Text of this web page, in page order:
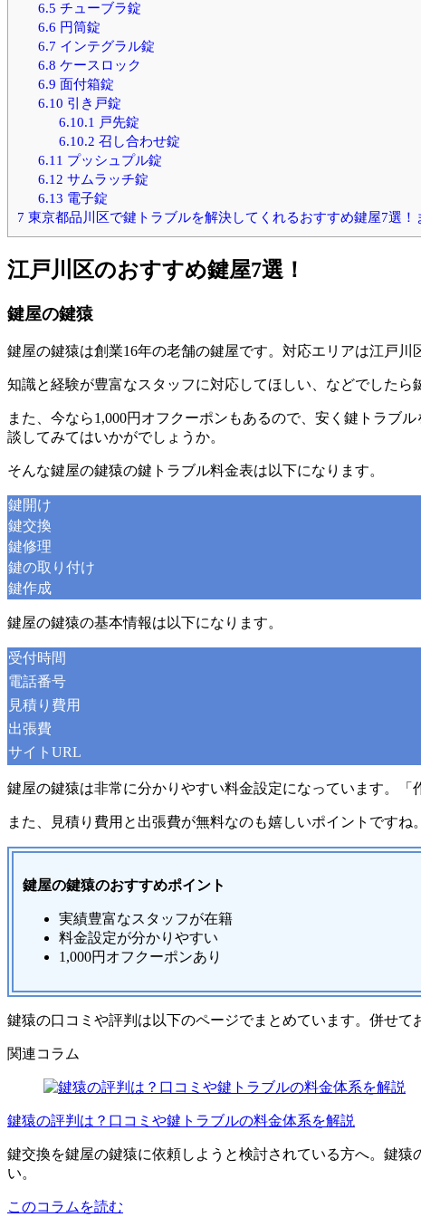
6.5 チューブラ錠
6.6 円筒錠
6.7 インテグラル錠
6.8 ケースロック
6.9 面付箱錠
6.10 引き戸錠
6.10.1 戸先錠
6.10.2 召し合わせ錠
6.11 プッシュプル錠
6.12 サムラッチ錠
6.13 電子錠
7 東京都品川区で鍵トラブルを解決してくれるおすすめ鍵屋7選！
江戸川区のおすすめ鍵屋7選！
鍵屋の鍵猿
鍵屋の鍵猿は創業16年の老舗の鍵屋です。対応エリアは江戸
知識と経験が豊富なスタッフに対応してほしい、などでしたら
また、今なら1,000円オフクーポンもあるので、安く鍵トラブ
談してみてはいかがでしょうか。
そんな鍵屋の鍵猿の鍵トラブル料金表は以下になります。
鍵開け
鍵交換
鍵修理
鍵の取り付け
鍵作成
鍵屋の鍵猿の基本情報は以下になります。
受付時間
電話番号
見積り費用
出張費
サイトURL
鍵屋の鍵猿は非常に分かりやすい料金設定になっています。
また、見積り費用と出張費が無料なのも嬉しいポイントです
鍵屋の鍵猿のおすすめポイント
実績豊富なスタッフが在籍
料金設定が分かりやすい
1,000円オフクーポンあり
鍵猿の口コミや評判は以下のページでまとめています。併せて
関連コラム
鍵猿の評判は？口コミや鍵トラブルの料金体系を解説
鍵交換を鍵屋の鍵猿に依頼しようと検討されている方へ。鍵
い。
このコラムを読む